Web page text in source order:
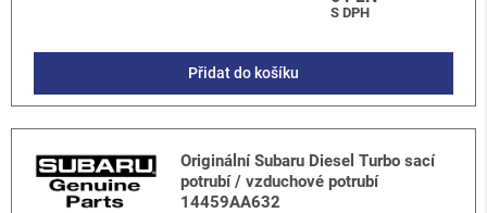
S DPH
Přidat do košíku
Originální Subaru Diesel Turbo sací
potrubí / vzduchové potrubí
14459AA632